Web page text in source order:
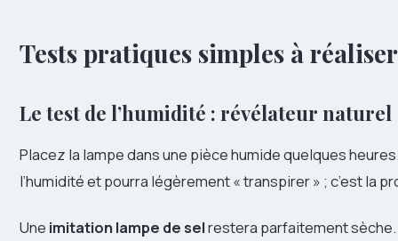
Tests pratiques simples à
Le test de l’humidité : révélateur naturel
Placez la lampe dans une pièce humide quelques
l’humidité et pourra légèrement « transpirer » ; c’est la
Une imitation lampe de selrestera parfaitement